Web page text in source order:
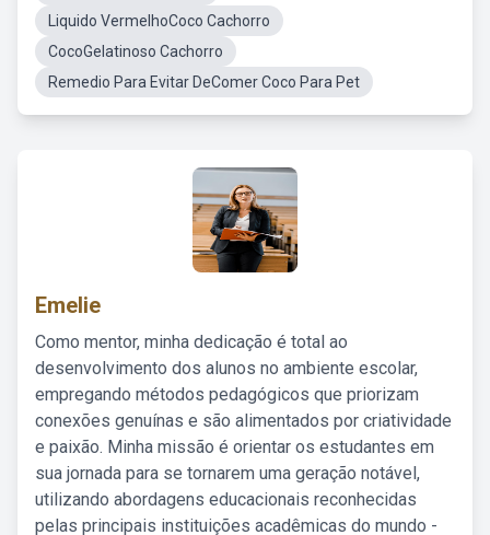
Liquido VermelhoCoco Cachorro
CocoGelatinoso Cachorro
Remedio Para Evitar DeComer Coco Para Pet
Emelie
Como mentor, minha dedicação é total ao
desenvolvimento dos alunos no ambiente escolar,
empregando métodos pedagógicos que priorizam
conexões genuínas e são alimentados por criatividade
e paixão. Minha missão é orientar os estudantes em
sua jornada para se tornarem uma geração notável,
utilizando abordagens educacionais reconhecidas
pelas principais instituições acadêmicas do mundo -